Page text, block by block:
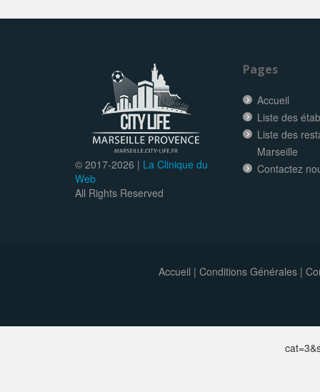
© 2017-2026 | La Clinique du
Web
All Rights Reserved
Pages
Accueil
Liste des
Liste des
Marseille
Contactez
Accueil | Conditions Générales|